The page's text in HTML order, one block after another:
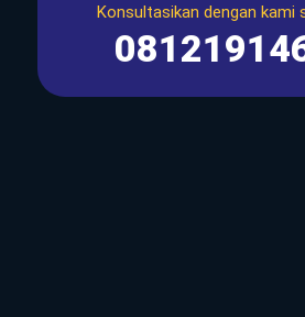
Konsultasikan dengan kami